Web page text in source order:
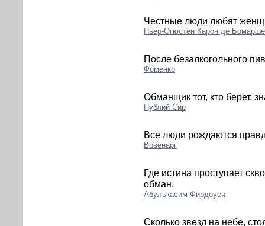
Честные люди любят
Пьер-Огюстен Карон де Бомарше
После безалкогольного
Фоменко
Обманщик тот, кто берет,
Публий Сир
Все люди рождаются
Вовенарг
Где истина проступает
обман.
Абулькасим Фирдоуси
Сколько звезд на небе,